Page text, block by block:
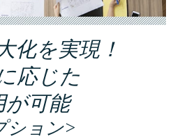
化を実現！
応じた
が可能
ション>